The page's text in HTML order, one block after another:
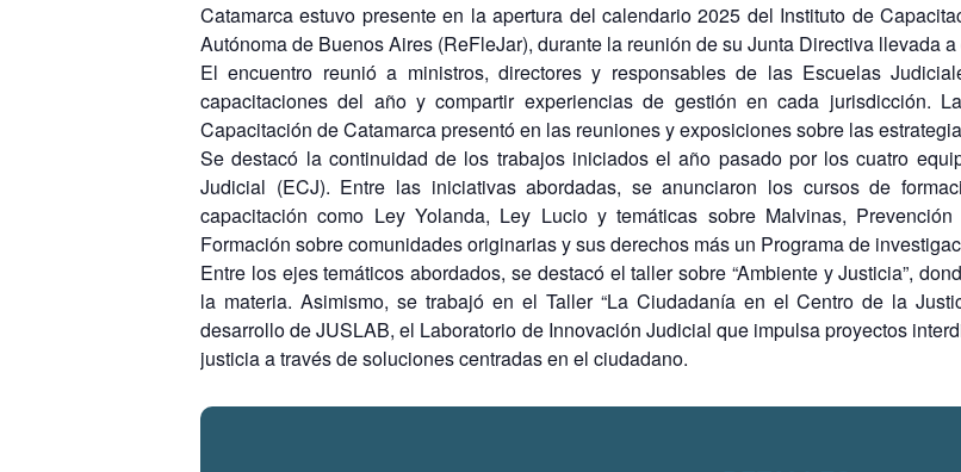
Catamarca estuvo presente en la apertura del calendario 2025 del Instituto de
Autónoma de Buenos Aires (ReFleJar), durante la reunión de su Junta Directiva llevada
El encuentro reunió a ministros, directores y responsables de las Escuelas
capacitaciones del año y compartir experiencias de gestión en cada jurisdicción.
Capacitación de Catamarca presentó en las reuniones y exposiciones sobre las
Se destacó la continuidad de los trabajos iniciados el año pasado por los cuatro
Judicial (ECJ). Entre las iniciativas abordadas, se anunciaron los cursos de
capacitación como Ley Yolanda, Ley Lucio y temáticas sobre Malvinas,
Formación sobre comunidades originarias y sus derechos más un Programa de
Entre los ejes temáticos abordados, se destacó el taller sobre “Ambiente y Justicia”,
la materia. Asimismo, se trabajó en el Taller “La Ciudadanía en el Centro de la
desarrollo de JUSLAB, el Laboratorio de Innovación Judicial que impulsa proyectos
justicia a través de soluciones centradas en el ciudadano.